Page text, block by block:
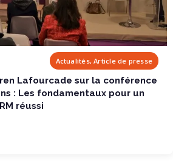
Actualités, Article de presse
Lafourcade sur la conférence
: Les fondamentaux pour un
réussi